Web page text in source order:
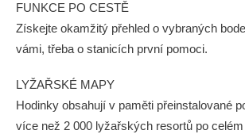
FUNKCE PO CESTĚ
Získejte okamžitý přehled o vybraných
vámi, třeba o stanicích první pomoci.
LYŽAŘSKÉ MAPY
Hodinky obsahují v paměti přeinstalované
více než 2 000 lyžařských resortů po